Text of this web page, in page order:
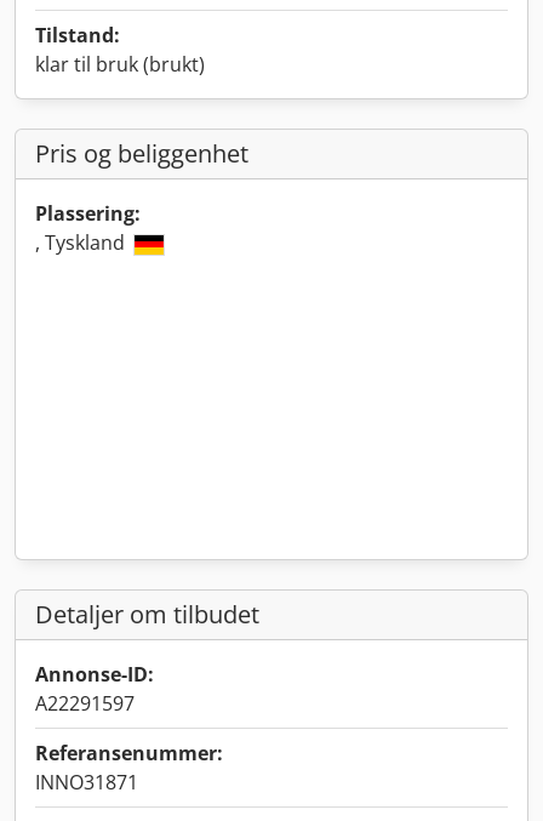
Tilstand:
klar til bruk (brukt)
Pris og beliggenhet
Plassering:
, Tyskland
Detaljer om tilbudet
Annonse-ID:
A22291597
Referansenummer:
INNO31871